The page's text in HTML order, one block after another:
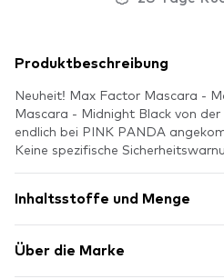
Produktbeschreibung
Neuheit! Max Factor Mascara -
Mascara - Midnight Black von
endlich bei PINK PANDA
Keine spezifische
Inhaltsstoffe und Menge
Über die Marke